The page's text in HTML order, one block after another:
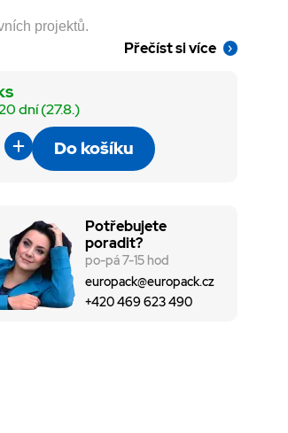
projektů.
Přečíst si více
dní (27.8.)
Do košíku
Potřebujete
poradit?
po-pá 7-15 hod
europack@europack.cz
+420 469 623 490